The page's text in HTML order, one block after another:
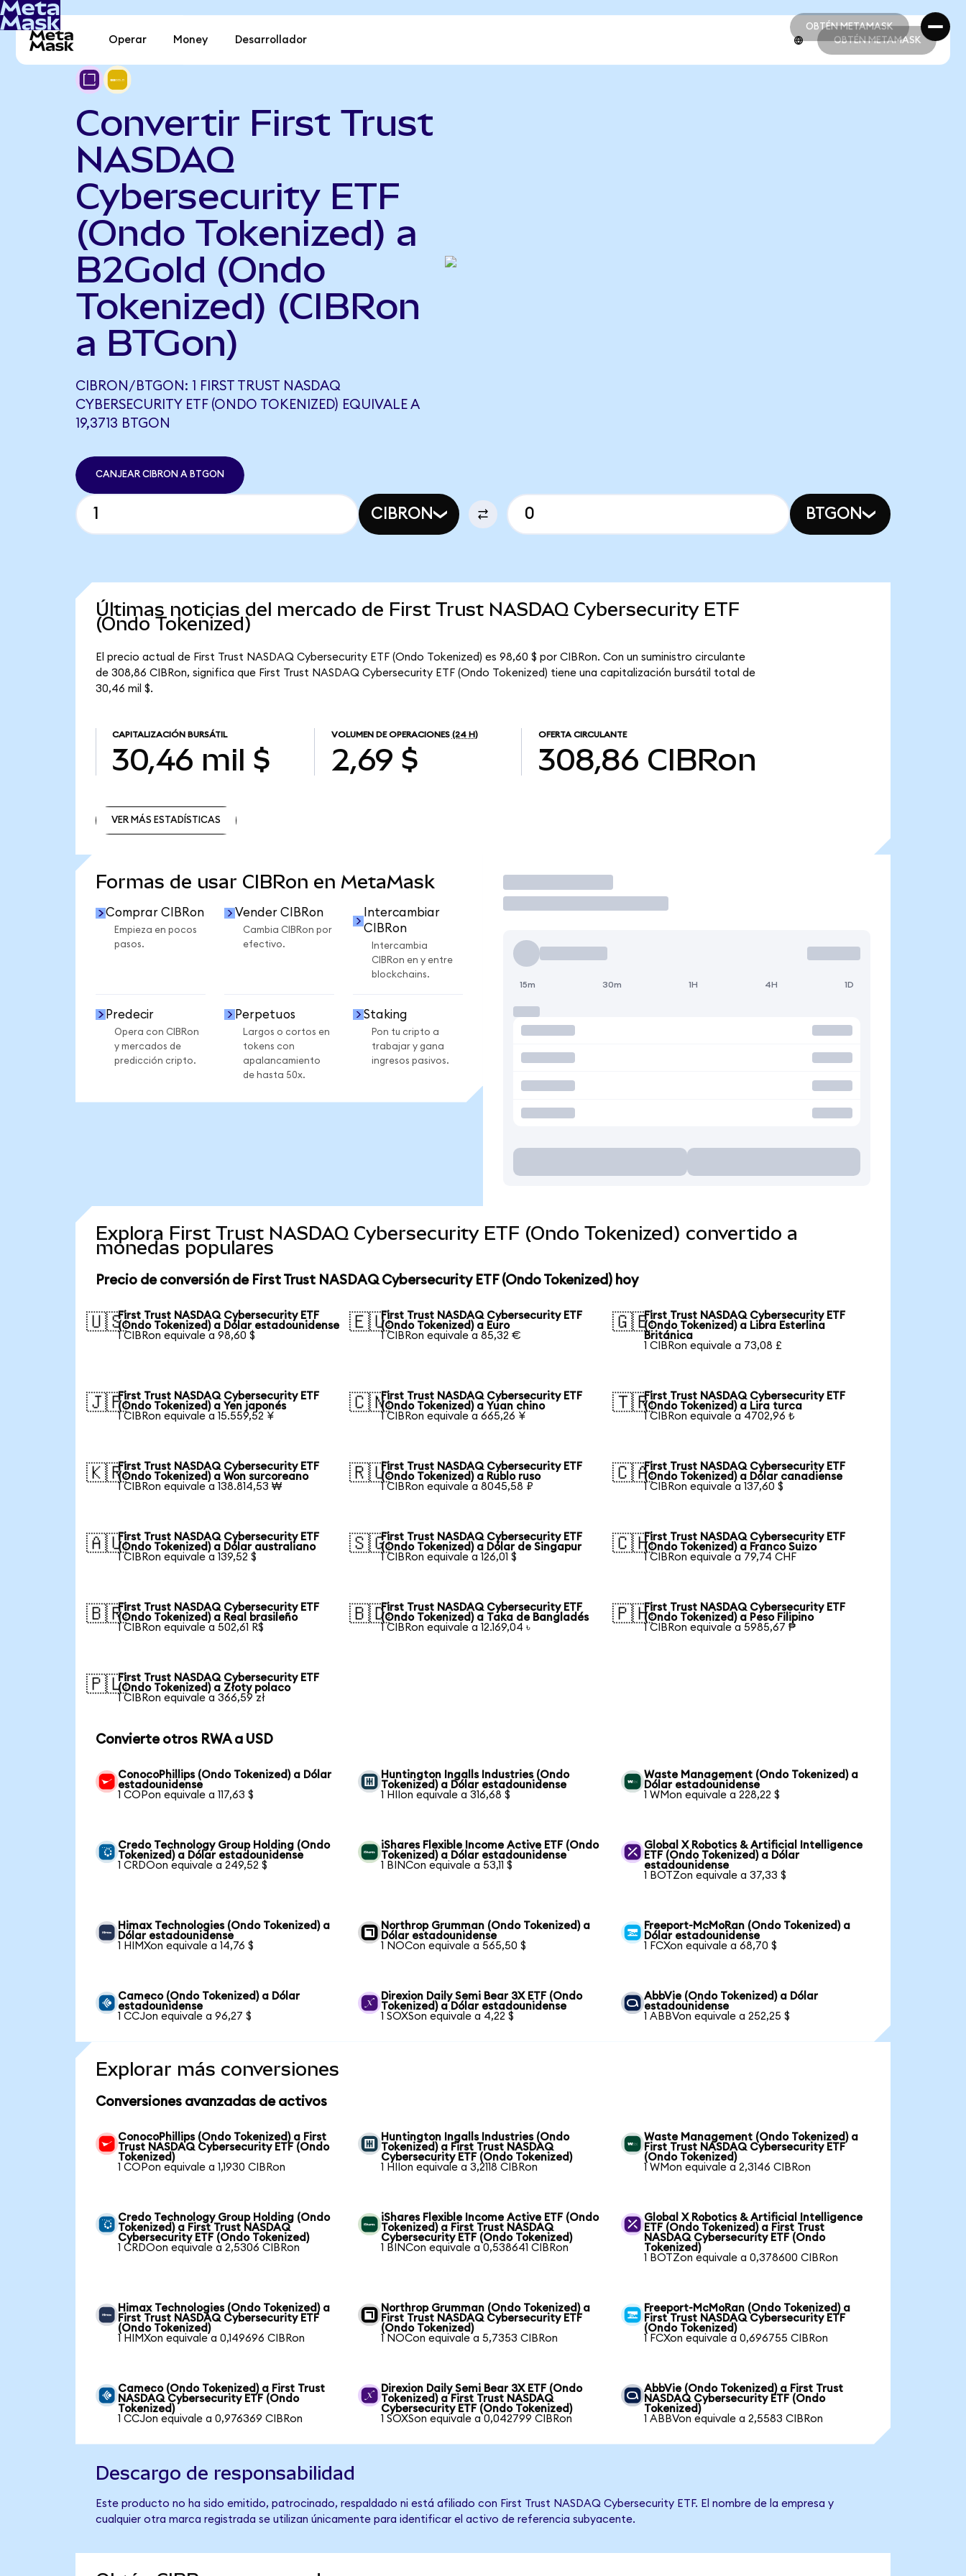
OBTÉN METAMASK
OBTÉN METAMASK
Operar Money Desarrollador OBTÉN METAMASK
Convertir First Trust
NASDAQ
Cybersecurity ETF
(Ondo Tokenized) a
B2Gold (Ondo
Tokenized) (CIBRon
a BTGon)
CIBRON/BTGON: 1 FIRST TRUST NASDAQ
CYBERSECURITY ETF (ONDO TOKENIZED) EQUIVALE A
19,3713 BTGON
CANJEAR CIBRON A BTGON
CIBRON BTGON
Últimas noticias del mercado de First Trust NASDAQ Cybersecurity ETF
(Ondo Tokenized)
El precio actual de First Trust NASDAQ Cybersecurity ETF (Ondo Tokenized) es 98,60 $ por CIBRon. Con un suministro circulante
de 308,86 CIBRon, significa que First Trust NASDAQ Cybersecurity ETF (Ondo Tokenized) tiene una capitalización bursátil total de
30,46 mil $.
CAPITALIZACIÓN BURSÁTIL
30,46 mil $
VOLUMEN DE OPERACIONES (24 H)
2,69 $
OFERTA CIRCULANTE
308,86 CIBRon
VER MÁS ESTADÍSTICAS
Formas de usar CIBRon en MetaMask
Comprar CIBRon
Empieza en pocos
pasos.
Vender CIBRon
Cambia CIBRon por
efectivo.
Intercambiar
CIBRon
Intercambia
CIBRon en y entre
blockchains.
Predecir
Opera con CIBRon
y mercados de
predicción cripto.
Perpetuos
Largos o cortos en
tokens con
apalancamiento
de hasta 50x.
Staking
Pon tu cripto a
trabajar y gana
ingresos pasivos.
Operar
15m 30m 1H 4H 1D
Explora First Trust NASDAQ Cybersecurity ETF (Ondo Tokenized) convertido a
monedas populares
Precio de conversión de First Trust NASDAQ Cybersecurity ETF (Ondo Tokenized) hoy
🇺🇸First Trust NASDAQ Cybersecurity ETF
(Ondo Tokenized) a Dólar estadounidense
1 CIBRon equivale a 98,60 $
🇪🇺First Trust NASDAQ Cybersecurity ETF
(Ondo Tokenized) a Euro
1 CIBRon equivale a 85,32 €
🇬🇧First Trust NASDAQ Cybersecurity ETF
(Ondo Tokenized) a Libra Esterlina
Británica
1 CIBRon equivale a 73,08 £
🇯🇵First Trust NASDAQ Cybersecurity ETF
(Ondo Tokenized) a Yen japonés
1 CIBRon equivale a 15.559,52 ¥
🇨🇳First Trust NASDAQ Cybersecurity ETF
(Ondo Tokenized) a Yuan chino
1 CIBRon equivale a 665,26 ¥
🇹🇷First Trust NASDAQ Cybersecurity ETF
(Ondo Tokenized) a Lira turca
1 CIBRon equivale a 4702,96 ₺
🇰🇷First Trust NASDAQ Cybersecurity ETF
(Ondo Tokenized) a Won surcoreano
1 CIBRon equivale a 138.814,53 ₩
🇷🇺First Trust NASDAQ Cybersecurity ETF
(Ondo Tokenized) a Rublo ruso
1 CIBRon equivale a 8045,58 ₽
🇨🇦First Trust NASDAQ Cybersecurity ETF
(Ondo Tokenized) a Dólar canadiense
1 CIBRon equivale a 137,60 $
🇦🇺First Trust NASDAQ Cybersecurity ETF
(Ondo Tokenized) a Dólar australiano
1 CIBRon equivale a 139,52 $
🇸🇬First Trust NASDAQ Cybersecurity ETF
(Ondo Tokenized) a Dólar de Singapur
1 CIBRon equivale a 126,01 $
🇨🇭First Trust NASDAQ Cybersecurity ETF
(Ondo Tokenized) a Franco Suizo
1 CIBRon equivale a 79,74 CHF
🇧🇷First Trust NASDAQ Cybersecurity ETF
(Ondo Tokenized) a Real brasileño
1 CIBRon equivale a 502,61 R$
🇧🇩First Trust NASDAQ Cybersecurity ETF
(Ondo Tokenized) a Taka de Bangladés
1 CIBRon equivale a 12.169,04 ৳
🇵🇭First Trust NASDAQ Cybersecurity ETF
(Ondo Tokenized) a Peso Filipino
1 CIBRon equivale a 5985,67 ₱
🇵🇱First Trust NASDAQ Cybersecurity ETF
(Ondo Tokenized) a Złoty polaco
1 CIBRon equivale a 366,59 zł
Convierte otros RWA a USD
ConocoPhillips (Ondo Tokenized) a Dólar
estadounidense
1 COPon equivale a 117,63 $
Huntington Ingalls Industries (Ondo
Tokenized) a Dólar estadounidense
1 HIIon equivale a 316,68 $
Waste Management (Ondo Tokenized) a
Dólar estadounidense
1 WMon equivale a 228,22 $
Credo Technology Group Holding (Ondo
Tokenized) a Dólar estadounidense
1 CRDOon equivale a 249,52 $
iShares Flexible Income Active ETF (Ondo
Tokenized) a Dólar estadounidense
1 BINCon equivale a 53,11 $
Global X Robotics & Artificial Intelligence
ETF (Ondo Tokenized) a Dólar
estadounidense
1 BOTZon equivale a 37,33 $
Himax Technologies (Ondo Tokenized) a
Dólar estadounidense
1 HIMXon equivale a 14,76 $
Northrop Grumman (Ondo Tokenized) a
Dólar estadounidense
1 NOCon equivale a 565,50 $
Freeport-McMoRan (Ondo Tokenized) a
Dólar estadounidense
1 FCXon equivale a 68,70 $
Cameco (Ondo Tokenized) a Dólar
estadounidense
1 CCJon equivale a 96,27 $
Direxion Daily Semi Bear 3X ETF (Ondo
Tokenized) a Dólar estadounidense
1 SOXSon equivale a 4,22 $
AbbVie (Ondo Tokenized) a Dólar
estadounidense
1 ABBVon equivale a 252,25 $
Explorar más conversiones
Conversiones avanzadas de activos
ConocoPhillips (Ondo Tokenized) a First
Trust NASDAQ Cybersecurity ETF (Ondo
Tokenized)
1 COPon equivale a 1,1930 CIBRon
Huntington Ingalls Industries (Ondo
Tokenized) a First Trust NASDAQ
Cybersecurity ETF (Ondo Tokenized)
1 HIIon equivale a 3,2118 CIBRon
Waste Management (Ondo Tokenized) a
First Trust NASDAQ Cybersecurity ETF
(Ondo Tokenized)
1 WMon equivale a 2,3146 CIBRon
Credo Technology Group Holding (Ondo
Tokenized) a First Trust NASDAQ
Cybersecurity ETF (Ondo Tokenized)
1 CRDOon equivale a 2,5306 CIBRon
iShares Flexible Income Active ETF (Ondo
Tokenized) a First Trust NASDAQ
Cybersecurity ETF (Ondo Tokenized)
1 BINCon equivale a 0,538641 CIBRon
Global X Robotics & Artificial Intelligence
ETF (Ondo Tokenized) a First Trust
NASDAQ Cybersecurity ETF (Ondo
Tokenized)
1 BOTZon equivale a 0,378600 CIBRon
Himax Technologies (Ondo Tokenized) a
First Trust NASDAQ Cybersecurity ETF
(Ondo Tokenized)
1 HIMXon equivale a 0,149696 CIBRon
Northrop Grumman (Ondo Tokenized) a
First Trust NASDAQ Cybersecurity ETF
(Ondo Tokenized)
1 NOCon equivale a 5,7353 CIBRon
Freeport-McMoRan (Ondo Tokenized) a
First Trust NASDAQ Cybersecurity ETF
(Ondo Tokenized)
1 FCXon equivale a 0,696755 CIBRon
Cameco (Ondo Tokenized) a First Trust
NASDAQ Cybersecurity ETF (Ondo
Tokenized)
1 CCJon equivale a 0,976369 CIBRon
Direxion Daily Semi Bear 3X ETF (Ondo
Tokenized) a First Trust NASDAQ
Cybersecurity ETF (Ondo Tokenized)
1 SOXSon equivale a 0,042799 CIBRon
AbbVie (Ondo Tokenized) a First Trust
NASDAQ Cybersecurity ETF (Ondo
Tokenized)
1 ABBVon equivale a 2,5583 CIBRon
Descargo de responsabilidad
Este producto no ha sido emitido, patrocinado, respaldado ni está afiliado con First Trust NASDAQ Cybersecurity ETF. El nombre de la empresa y
cualquier otra marca registrada se utilizan únicamente para identificar el activo de referencia subyacente.